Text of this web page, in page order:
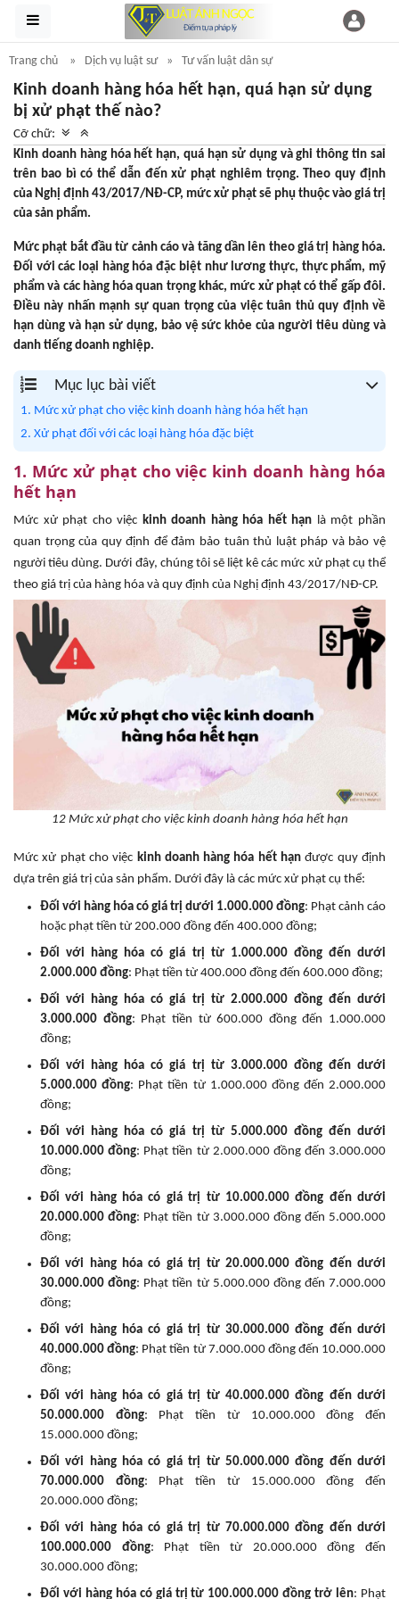
Trang chủ Dịch vụ luật sư Tư vấn luật dân sự
Kinh doanh hàng hóa hết hạn, quá hạn sử dụng
bị xử phạt thế nào?
Cỡ chữ:
Kinh doanh hàng hóa hết hạn, quá hạn sử dụng và ghi thông tin sai
trên bao bì có thể dẫn đến xử phạt nghiêm trọng. Theo quy định
của Nghị định 43/2017/NĐ-CP, mức xử phạt sẽ phụ thuộc vào giá trị
của sản phẩm.
Mức phạt bắt đầu từ cảnh cáo và tăng dần lên theo giá trị hàng hóa.
Đối với các loại hàng hóa đặc biệt như lương thực, thực phẩm, mỹ
phẩm và các hàng hóa quan trọng khác, mức xử phạt có thể gấp đôi.
Điều này nhấn mạnh sự quan trọng của việc tuân thủ quy định về
hạn dùng và hạn sử dụng, bảo vệ sức khỏe của người tiêu dùng và
danh tiếng doanh nghiệp.
Mục lục bài viết
1. Mức xử phạt cho việc kinh doanh hàng hóa hết hạn
2. Xử phạt đối với các loại hàng hóa đặc biệt
1. Mức xử phạt cho việc kinh doanh hàng hóa
hết hạn
Mức xử phạt cho việc kinh doanh hàng hóa hết hạn là một phần
quan trọng của quy định để đảm bảo tuân thủ luật pháp và bảo vệ
người tiêu dùng. Dưới đây, chúng tôi sẽ liệt kê các mức xử phạt cụ thể
theo giá trị của hàng hóa và quy định của Nghị định 43/2017/NĐ-CP.
12 Mức xử phạt cho việc kinh doanh hàng hóa hết hạn
Mức xử phạt cho việc kinh doanh hàng hóa hết hạn được quy định
dựa trên giá trị của sản phẩm. Dưới đây là các mức xử phạt cụ thể:
Đối với hàng hóa có giá trị dưới 1.000.000 đồng: Phạt cảnh cáo
hoặc phạt tiền từ 200.000 đồng đến 400.000 đồng;
Đối với hàng hóa có giá trị từ 1.000.000 đồng đến dưới
2.000.000 đồng: Phạt tiền từ 400.000 đồng đến 600.000 đồng;
Đối với hàng hóa có giá trị từ 2.000.000 đồng đến dưới
3.000.000 đồng: Phạt tiền từ 600.000 đồng đến 1.000.000
đồng;
Đối với hàng hóa có giá trị từ 3.000.000 đồng đến dưới
5.000.000 đồng: Phạt tiền từ 1.000.000 đồng đến 2.000.000
đồng;
Đối với hàng hóa có giá trị từ 5.000.000 đồng đến dưới
10.000.000 đồng: Phạt tiền từ 2.000.000 đồng đến 3.000.000
đồng;
Đối với hàng hóa có giá trị từ 10.000.000 đồng đến dưới
20.000.000 đồng: Phạt tiền từ 3.000.000 đồng đến 5.000.000
đồng;
Đối với hàng hóa có giá trị từ 20.000.000 đồng đến dưới
30.000.000 đồng: Phạt tiền từ 5.000.000 đồng đến 7.000.000
đồng;
Đối với hàng hóa có giá trị từ 30.000.000 đồng đến dưới
40.000.000 đồng: Phạt tiền từ 7.000.000 đồng đến 10.000.000
đồng;
Đối với hàng hóa có giá trị từ 40.000.000 đồng đến dưới
50.000.000 đồng: Phạt tiền từ 10.000.000 đồng đến
15.000.000 đồng;
Đối với hàng hóa có giá trị từ 50.000.000 đồng đến dưới
70.000.000 đồng: Phạt tiền từ 15.000.000 đồng đến
20.000.000 đồng;
Đối với hàng hóa có giá trị từ 70.000.000 đồng đến dưới
100.000.000 đồng: Phạt tiền từ 20.000.000 đồng đến
30.000.000 đồng;
Đối với hàng hóa có giá trị từ 100.000.000 đồng trở lên: Phạt